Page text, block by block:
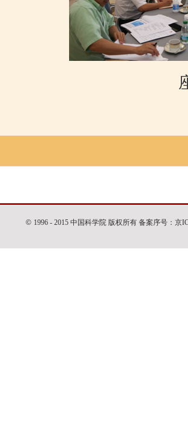
© 1996 - 2015 中国科学院 版权所有 备案序号：京